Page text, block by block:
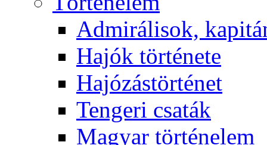
Admirálisok,
Hajók története
Hajózástörténet
Tengeri csaták
Magyar történelem